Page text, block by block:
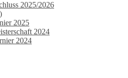
2025/2026
2025
2024
2024